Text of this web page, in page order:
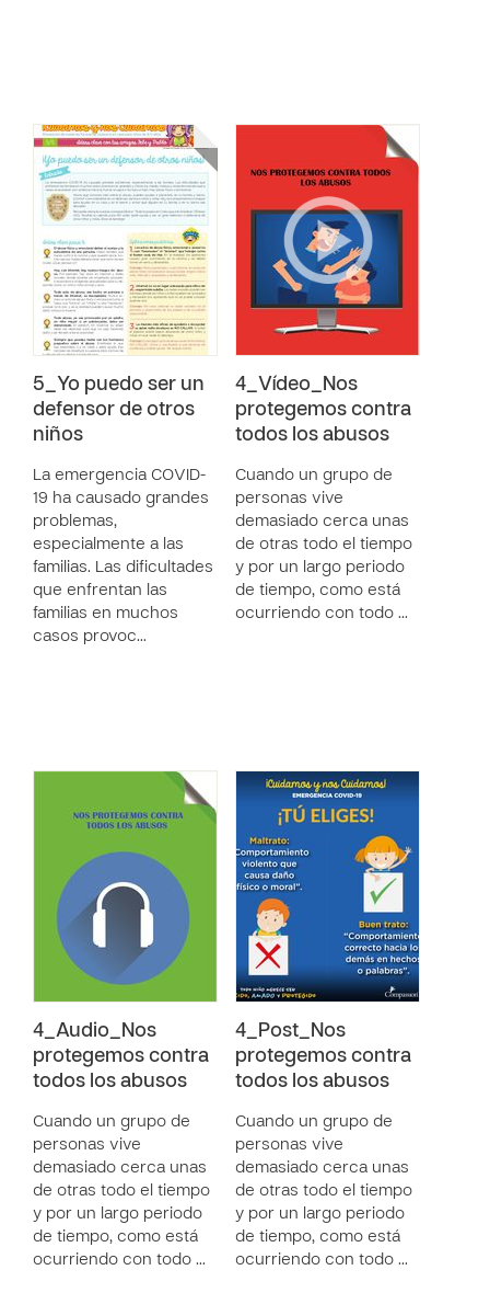
5_Yo puedo ser un
defensor de otros
niños
La emergencia COVID-
19 ha causado grandes
problemas,
especialmente a las
familias. Las dificultades
que enfrentan las
familias en muchos
casos provoc…
4_Vídeo_Nos
protegemos contra
todos los abusos
Cuando un grupo de
personas vive
demasiado cerca unas
de otras todo el tiempo
y por un largo periodo
de tiempo, como está
ocurriendo con todo …
4_Audio_Nos
protegemos contra
todos los abusos
Cuando un grupo de
personas vive
demasiado cerca unas
de otras todo el tiempo
y por un largo periodo
de tiempo, como está
ocurriendo con todo …
4_Post_Nos
protegemos contra
todos los abusos
Cuando un grupo de
personas vive
demasiado cerca unas
de otras todo el tiempo
y por un largo periodo
de tiempo, como está
ocurriendo con todo …